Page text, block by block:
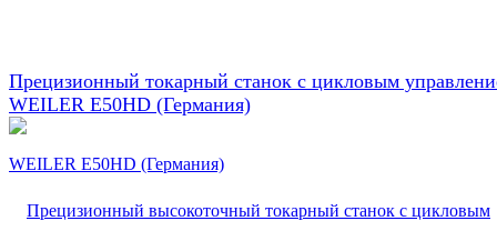
Прецизионный токарный станок с цикловым
WEILER E50HD (Германия)